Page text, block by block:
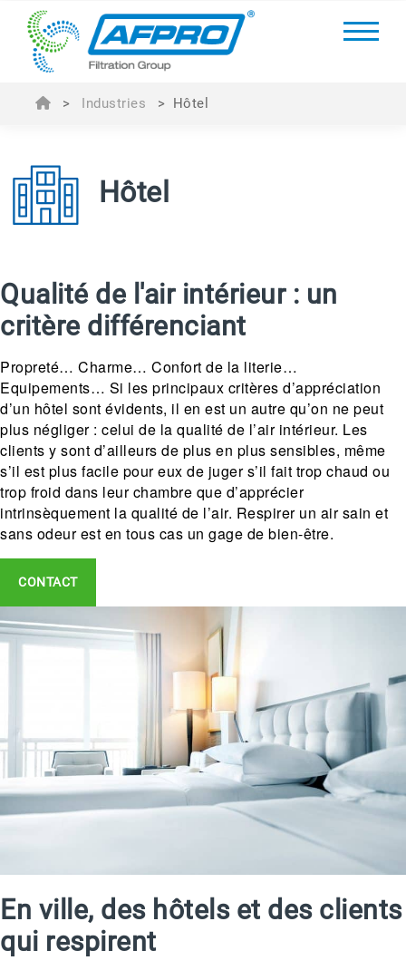
> Industries > Hôtel
Hôtel
Qualité de l'air intérieur : un
critère différenciant
Propreté… Charme… Confort de la literie…
Equipements… Si les principaux critères d’appréciation
d’un hôtel sont évidents, il en est un autre qu’on ne peut
plus négliger : celui de la qualité de l’air intérieur. Les
clients y sont d’ailleurs de plus en plus sensibles, même
s’il est plus facile pour eux de juger s’il fait trop chaud ou
trop froid dans leur chambre que d’apprécier
intrinsèquement la qualité de l’air. Respirer un air sain et
sans odeur est en tous cas un gage de bien-être.
CONTACT
En ville, des hôtels et des clients
qui respirent